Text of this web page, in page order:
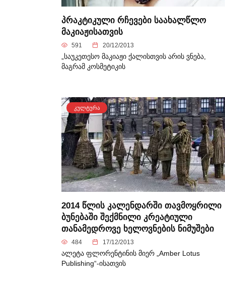
პრაკტიკული რჩევები საახალწლო
მაკიაჟისათვის
591 20/12/2013
„საუკეთესო მაკიაჟი ქალისთვის არის ვნება,
მაგრამ კოსმეტიკის
ᲙᲣᲚᲢᲣᲠᲐ
2014 წლის კალენდარში თავმოყრილი
ბუნებაში შექმნილი კრეატიული
თანამედროვე ხელოვნების ნიმუშები
484 17/12/2013
ალეტა ფლორენტინის მიერ „Amber Lotus
Publishing“-ისათვის